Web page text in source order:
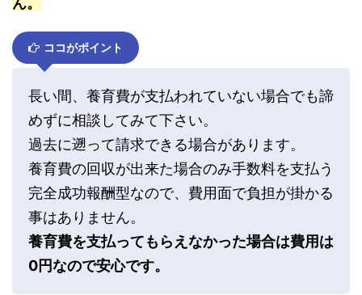
ココがポイント
長い間、養育費が支払われていない場合でも諦
めずに相談してみて下さい。
過去に遡って請求できる場合があります。
養育費の回収が出来た場合のみ手数料を支払う
完全成功報酬型なので、費用面で負担が掛かる
事はありません。
養育費を支払ってもらえなかった場合は費用は
0円なので安心です。